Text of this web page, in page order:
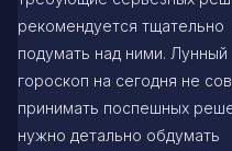
рекомендуется тщательно
подумать над ними. Лунный
гороскоп на сегодня не
принимать поспешных
нужно детально обдумать